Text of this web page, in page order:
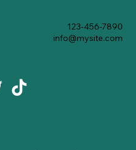
123-456-7890
info@mysite.com